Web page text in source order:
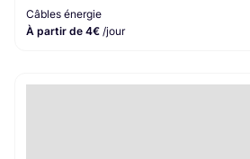
Câbles énergie
À partir de 4€ /jour